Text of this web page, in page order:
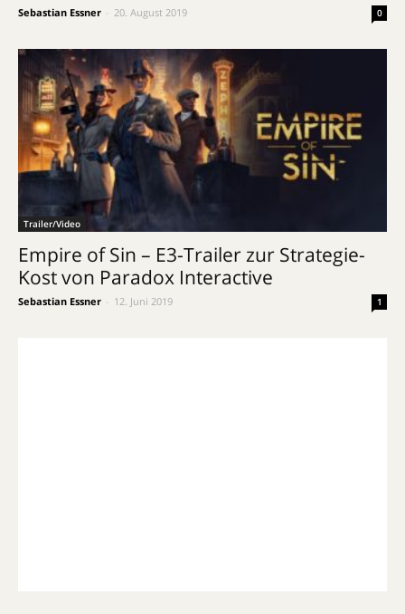
Sebastian Essner 20. August 2019 0
Trailer/Video
Empire of Sin – E3-Trailer zur Strategie-
Kost von Paradox Interactive
Sebastian Essner 12. Juni 2019 1